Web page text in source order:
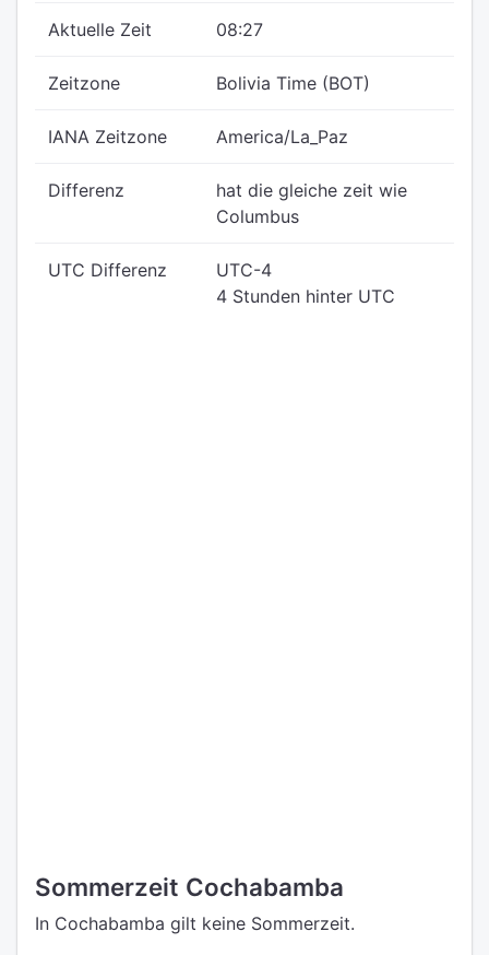
Aktuelle Zeit 08:27
Zeitzone Bolivia Time (BOT)
IANA Zeitzone America/La_Paz
Differenz
hat die gleiche zeit wie
Columbus
UTC Differenz
UTC-4
4 Stunden hinter UTC
Sommerzeit Cochabamba
In Cochabamba gilt keine Sommerzeit.